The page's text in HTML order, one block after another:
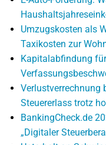
Umzugskosten als
Taxikosten zur
Kapitalabfindung
Verlustverrechnung
Steuererlass trotz
BankingCheck.de
„Digitaler